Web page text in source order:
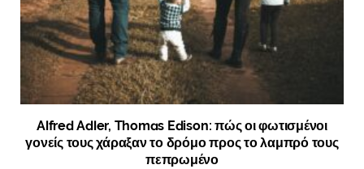
Alfred Adler, Thomas Edison: πώς οι φωτισμένοι
γονείς τους χάραξαν το δρόμο προς το λαμπρό τους
πεπρωμένο